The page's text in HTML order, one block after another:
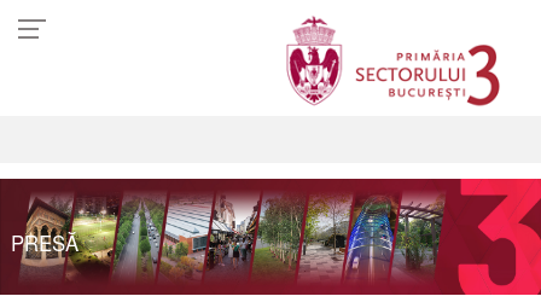
PRESĂ